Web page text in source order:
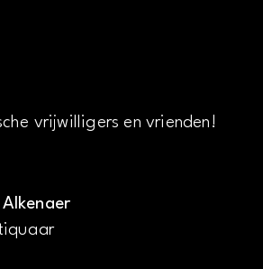
vrijwilligers en vrienden!